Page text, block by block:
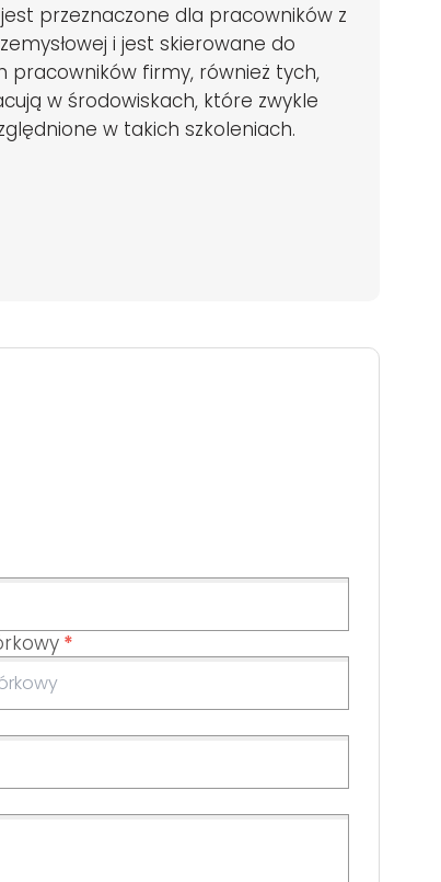
przeznaczone dla pracowników z
i jest skierowane do
pracowników firmy, również tych,
w środowiskach, które zwykle
w takich szkoleniach.
*